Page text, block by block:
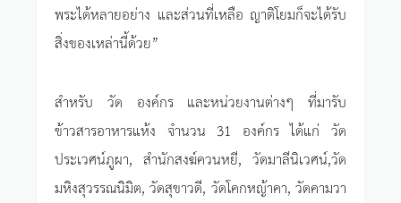
พระได้หลายอย่าง และส่วนที่เหลือ ญาติโยมก็จะได้รับ
สิ่งของเหล่านี้ด้วย”
สำหรับ วัด องค์กร และหน่วยงานต่างๆ ที่มารับ
ข้าวสารอาหารแห้ง จำนวน 31 องค์กร ได้แก่ วัด
ประเวศน์ภูผา, สำนักสงฆ์ควนหยี, วัดมาลีนิเวศน์,วัด
มหิงสุวรรณนิมิต, วัดสุขาวดี, วัดโคกหญ้าคา, วัดคามวา